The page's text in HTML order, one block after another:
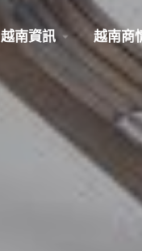
越南資訊 越南商